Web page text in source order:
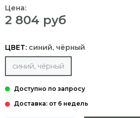
Цена:
2 804 руб
ЦВЕТ: синий, чёрный
синий, чёрный
Доставка: от 6 недель